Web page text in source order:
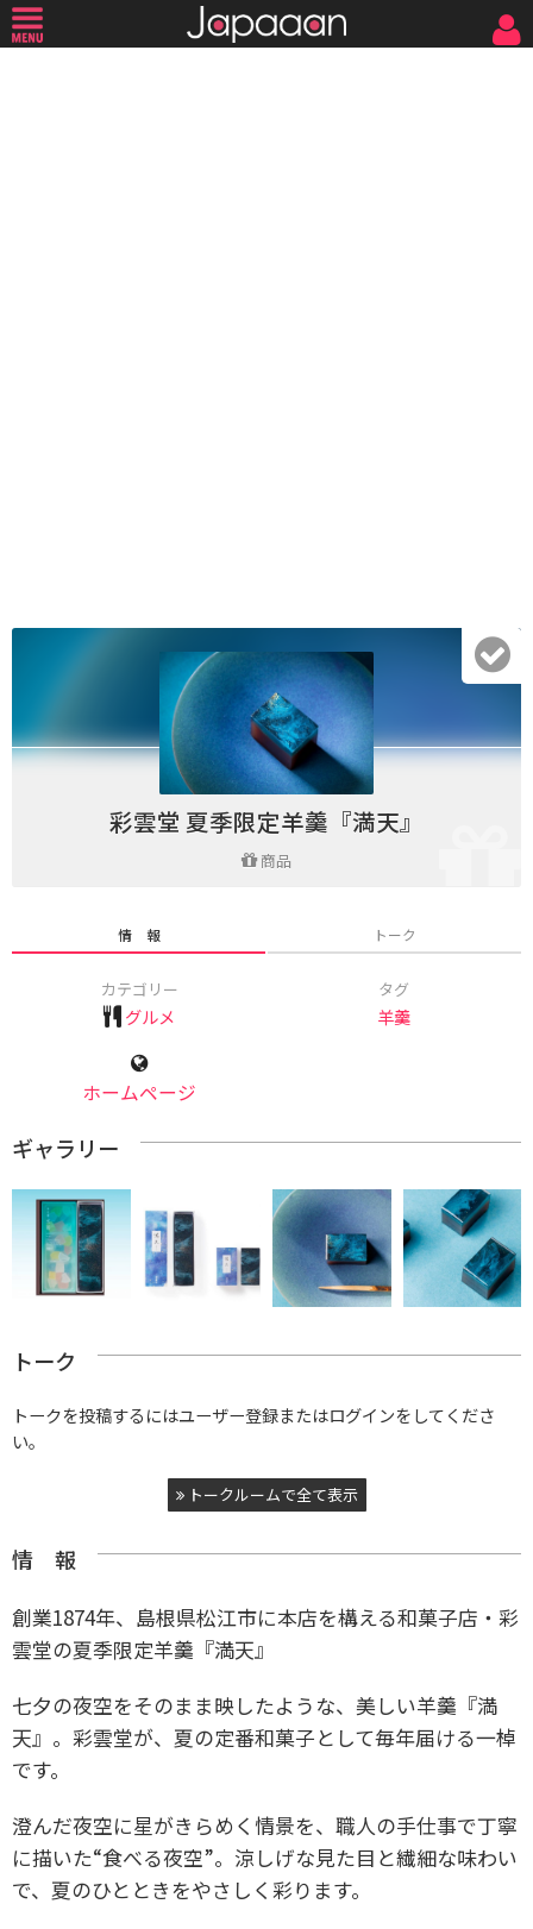
彩雲堂 夏季限定羊羹『満天』
商品
情 報 トーク
カテゴリー
グルメ
タグ
羊羹
ホームページ
ギャラリー
トーク
トークを投稿するにはユーザー登録またはログインをしてくださ
い。
トークルームで全て表示
情 報
創業1874年、島根県松江市に本店を構える和菓子店・彩
雲堂の夏季限定羊羹『満天』
七夕の夜空をそのまま映したような、美しい羊羹『満
天』。彩雲堂が、夏の定番和菓子として毎年届ける一棹
です。
澄んだ夜空に星がきらめく情景を、職人の手仕事で丁寧
に描いた“食べる夜空”。涼しげな見た目と繊細な味わい
で、夏のひとときをやさしく彩ります。